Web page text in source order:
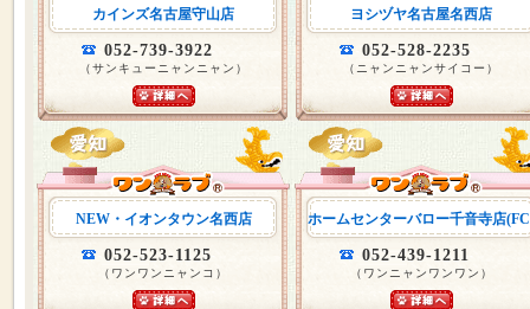
カインズ名古屋守山店
052-739-3922
（サンキューニャンニャン）
ヨシヅヤ名古屋名西店
052-528-2235
（ニャンニャンサイコー）
NEW・イオンタウン名西店
052-523-1125
（ワンワンニャンコ）
ホームセンターバロー千音寺店
052-439-1211
（ワンニャンワンワン）